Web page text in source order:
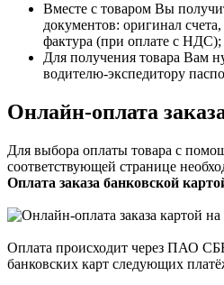
Вместе с товаром Вы
документов: оригинал
фактура (при оплате с НДС);
Для получения товара Вам
водителю-экспедитору
Онлайн-оплата
Для выбора оплаты товара с
соответствующей странице
Оплата заказа банковской
Оплата происходит через ПАО
банковских карт следующих